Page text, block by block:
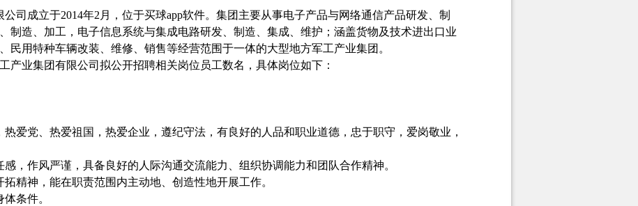
司成立于2014年2月，位于买球app软件。集团主要从事电子产品与网络通信产品研发、制
制造、加工，电子信息系统与集成电路研发、制造、集成、维护；涵盖货物及技术进出口业
民用特种车辆改装、维修、销售等经营范围于一体的大型地方军工产业集团。
产业集团有限公司拟公开招聘相关岗位员工数名，具体岗位如下：
爱党、热爱祖国，热爱企业，遵纪守法，有良好的人品和职业道德，忠于职守，爱岗敬业，
，作风严谨，具备良好的人际沟通交流能力、组织协调能力和团队合作精神。
精神，能在职责范围内主动地、创造性地开展工作。
条件。